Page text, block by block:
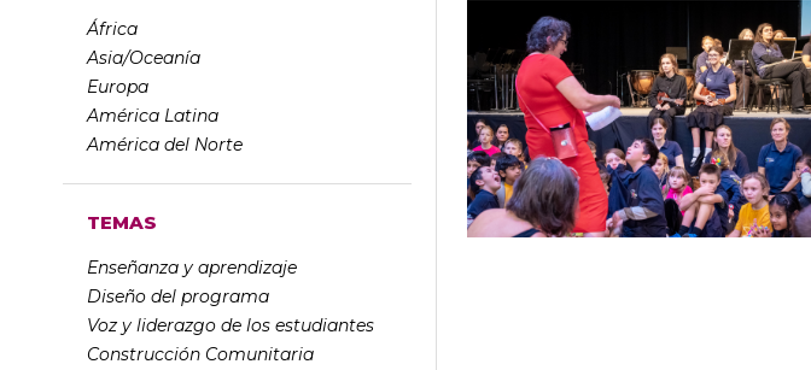
África
Asia/Oceanía
Europa
América Latina
América del Norte
TEMAS
Enseñanza y aprendizaje
Diseño del programa
Voz y liderazgo de los estudiantes
Construcción Comunitaria